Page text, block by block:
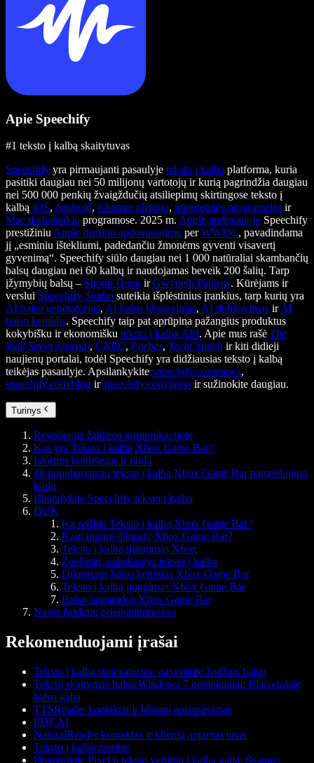
Apie Speechify
#1 teksto į kalbą skaitytuvas
Speechify yra pirmaujanti pasaulyje teksto į kalbą platforma, kuria
pasitiki daugiau nei 50 milijonų vartotojų ir kurią pagrindžia daugiau
nei 500 000 penkių žvaigždučių atsiliepimų skirtingose teksto į
kalbą iOS, Android, Chrome plėtinio, internetinės programėlės ir
Mac darbalaukio programose. 2025 m. Apple apdovanojo Speechify
prestižiniuApple dizaino apdovanojimu perWWDC, pavadindama
jį „esminiu ištekliumi, padedančiu žmonėms gyventi visavertį
gyvenimą“. Speechify siūlo daugiau nei 1 000 natūraliai skambančių
balsų daugiau nei 60 kalbų ir naudojamas beveik 200 šalių. Tarp
įžymybių balsų – Snoop Dogg irGwyneth Paltrow. Kūrėjams ir
verslui Speechify Studio suteikia išplėstinius įrankius, tarp kurių yra
AI balso generatorius, AI balso klonavimas, AI dubliavimas irAI
balso keitiklis. Speechify taip pat aprūpina pažangius produktus
kokybišku ir ekonomišku teksto į kalbą API. Apie mus rašė The
Wall Street Journal, CNBC, Forbes, TechCrunch ir kiti didieji
naujienų portalai, todėl Speechify yra didžiausias teksto į kalbą
teikėjas pasaulyje. Apsilankykite speechify.com/news,
speechify.com/blog irspeechify.com/press ir sužinokite daugiau.
Turinys
Revoliucija žaidimų komunikacijoje
Kas yra Teksto į kalbą Xbox Game Bar?
Istorinis kontekstas ir raida
10 populiariausių teksto į kalbą Xbox Game Bar panaudojimo
būdų
Išbandykite Speechify teksto į kalbą
DUK
Ką reiškia Teksto į kalbą Xbox Game Bar?
Kaip įjungti diktorių Xbox Game Bar?
Teksto į kalbą įjungimas Xbox
Žaidimai, palaikantys teksto į kalbą
Diktoriaus balso keitimas Xbox Game Bar
Teksto į kalbą įjungimas Xbox Game Bar
Balso komandos Xbox Game Bar
Nauja žaidimų prieinamumo era
Rekomenduojami įrašai
Teksto į kalbą sintezatorius: paverskite žodžius balsu
Teksto skaitymas balsu Windows 7 nemokamai: Išlaisvinkite
balso galią
TTSReader kontaktai ir klientų aptarnavimas
PDF AI
NaturalReader kontaktas ir klientų aptarnavimas
Teksto į kalbą zombis
Išnaudokite Pixel 6 teksto vertimo į kalbą galią: išsamus